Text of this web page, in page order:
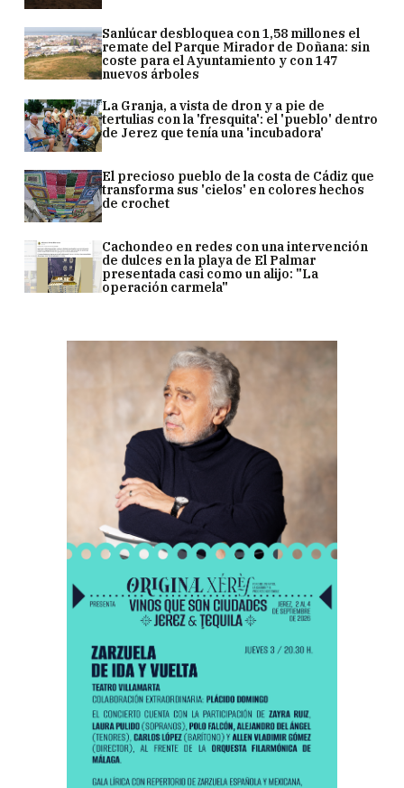
Sanlúcar desbloquea con 1,58 millones el
remate del Parque Mirador de Doñana: sin
coste para el Ayuntamiento y con 147
nuevos árboles
La Granja, a vista de dron y a pie de
tertulias con la 'fresquita': el 'pueblo' dentro
de Jerez que tenía una 'incubadora'
El precioso pueblo de la costa de Cádiz que
transforma sus 'cielos' en colores hechos
de crochet
Cachondeo en redes con una intervención
de dulces en la playa de El Palmar
presentada casi como un alijo: "La
operación carmela"